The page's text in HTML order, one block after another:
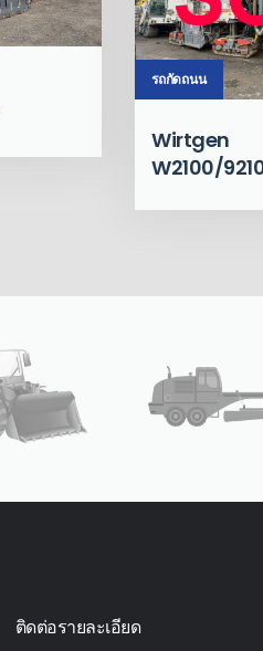
รถกัดถนน
Wirtgen
W2100/
ติดต่อรายละเอียด